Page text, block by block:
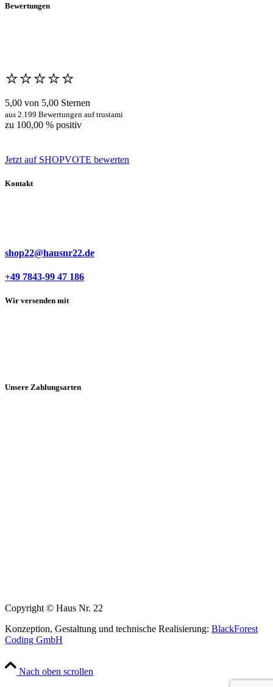
Bewertungen
⭐️⭐️⭐️⭐️⭐️
5,00 von 5,00 Sternen
aus 2.199 Bewertungen auf trustami
zu 100,00 % positiv
Jetzt auf SHOPVOTE bewerten
Kontakt
shop22@hausnr22.de
+49 7843-99 47 186
Wir versenden mit
Unsere Zahlungsarten
Copyright © Haus Nr. 22
Konzeption, Gestaltung und technische Realisierung: BlackForest
Coding GmbH
Nach oben scrollen